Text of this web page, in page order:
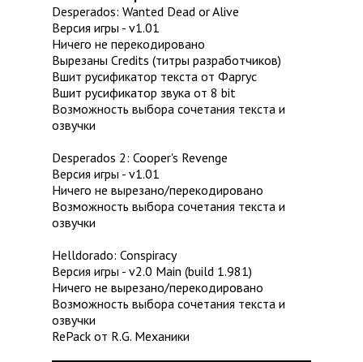
Desperados: Wanted Dead or Alive
Версия игры - v1.01
Ничего не перекодировано
Вырезаны Credits (титры разработчиков)
Вшит русификатор текста от Фаргус
Вшит русификатор звука от 8 bit
Возможность выбора сочетания текста и
озвучки
Desperados 2: Cooper's Revenge
Версия игры - v1.01
Ничего не вырезано/перекодировано
Возможность выбора сочетания текста и
озвучки
Helldorado: Conspiracy
Версия игры - v2.0 Main (build 1.981)
Ничего не вырезано/перекодировано
Возможность выбора сочетания текста и
озвучки
RePack от R.G. Механики